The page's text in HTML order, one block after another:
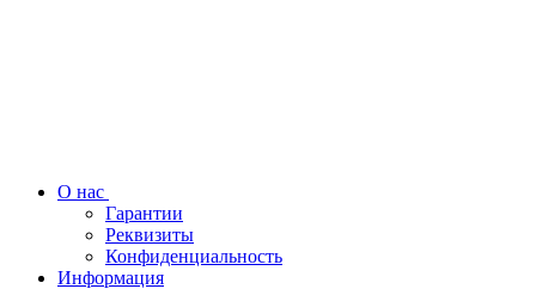
О нас
Гарантии
Реквизиты
Конфиденциальность
Информация